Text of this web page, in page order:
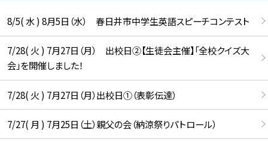
8/5( 水 ) 8月5日（水） 春日井市中学生英語スピーチコンテスト
7/28( 火 ) 7月27日（月） 出校日②【生徒会主催】「全校クイズ大
会」を開催しました！
7/28( 火 ) 7月27日（月）出校日①（表彰伝達）
7/27( 月 ) 7月25日（土）親父の会（納涼祭りパトロール）